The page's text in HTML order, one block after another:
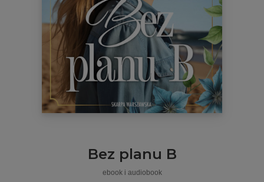
Bez planu B
ebook i audiobook